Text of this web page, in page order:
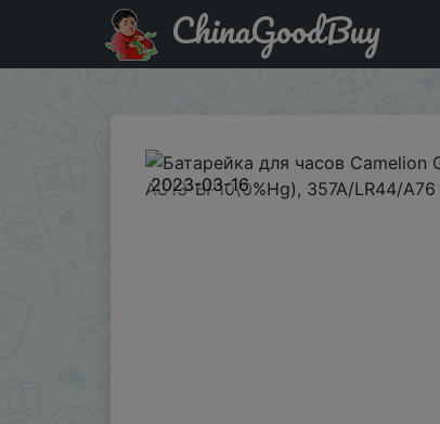
Купити по знижці LAMP Батарейка для часов
ChinaGoodBuy
2023-03-16